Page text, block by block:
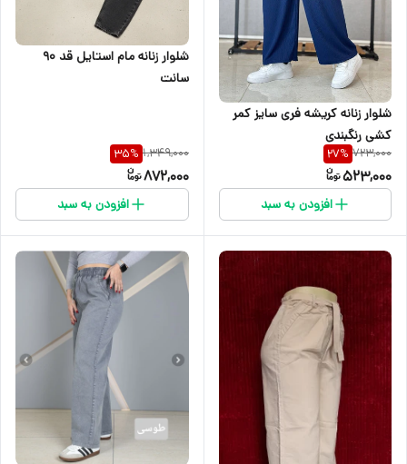
شلوار زنانه کریشه فری سایز کمر
کشی رنگبندی
723,000
27%
523,000
افزودن به سبد
شلوار زنانه مام استایل قد 90
سانت
1,349,000
35%
872,000
افزودن به سبد